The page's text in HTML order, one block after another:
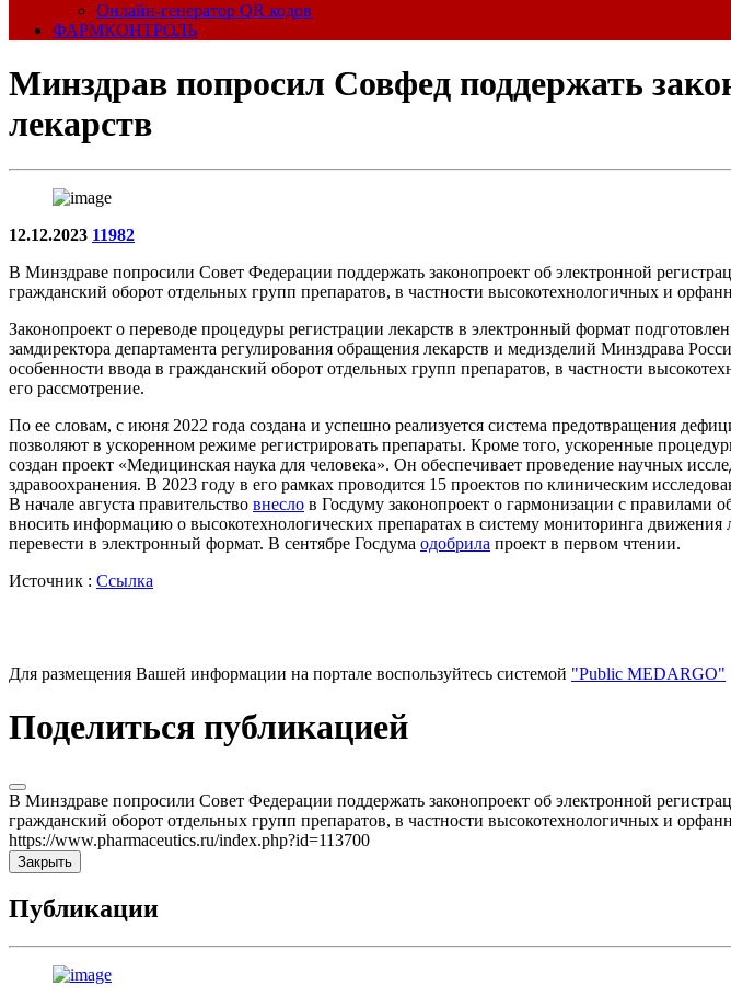
Онлайн-генератор QR кодов
ФАРМКОНТРОЛЬ
Минздрав попросил Совфед поддержать
лекарств
12.12.2023 11982
В Минздраве попросили Совет Федерации поддержать законопроект об электронной
гражданский оборот отдельных групп препаратов, в частности высокотехнологичных и
Законопроект о переводе процедуры регистрации лекарств в электронный формат
замдиректора департамента регулирования обращения лекарств и медизделий Минздрава
особенности ввода в гражданский оборот отдельных групп препаратов, в частности
его рассмотрение.
По ее словам, с июня 2022 года создана и успешно реализуется система предотвращения
позволяют в ускоренном режиме регистрировать препараты. Кроме того, ускоренные
создан проект «Медицинская наука для человека». Он обеспечивает проведение научных
здравоохранения. В 2023 году в его рамках проводится 15 проектов по клиническим
В начале августа правительство внесло в Госдуму законопроект о гармонизации с правилами
вносить информацию о высокотехнологических препаратах в систему мониторинга
перевести в электронный формат. В сентябре Госдума одобрила проект в первом чтении.
Источник : Ссылка
Для размещения Вашей информации на портале воспользуйтесь системой "Public MEDARGO"
Поделиться публикацией
В Минздраве попросили Совет Федерации поддержать законопроект об электронной
гражданский оборот отдельных групп препаратов, в частности высокотехнологичных и
https://www.pharmaceutics.ru/index.php?id=113700
Закрыть
Публикации